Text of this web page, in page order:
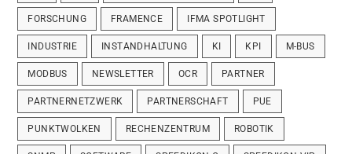
FORSCHUNG FRAMENCE IFMA SPOTLIGHT
INDUSTRIE INSTANDHALTUNG KI KPI M-BUS
MODBUS NEWSLETTER OCR PARTNER
PARTNERNETZWERK PARTNERSCHAFT PUE
PUNKTWOLKEN RECHENZENTRUM ROBOTIK